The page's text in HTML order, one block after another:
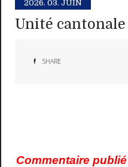
2026. 03. JUIN
Unité cantonale
SHARE
Commentaire